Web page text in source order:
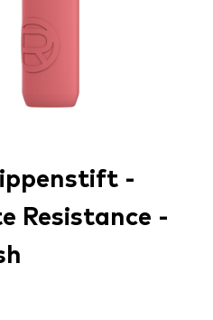
-
Resistance -